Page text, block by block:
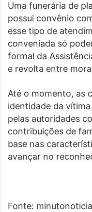
Uma funerária de
possui convênio
esse tipo de
conveniada só
formal da
e revolta entre
Até o momento, as
identidade da
pelas autoridades
contribuições de
base nas
avançar no
Fonte: minutonoticia